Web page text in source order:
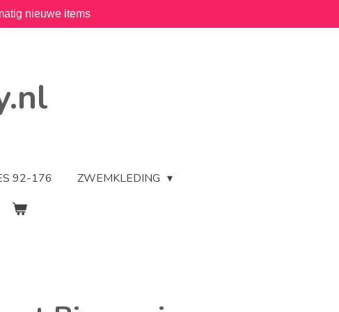
nieuwe items
92-176
ZWEMKLEDING